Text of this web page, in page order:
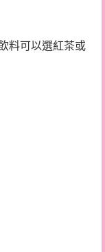
料可以選紅茶或